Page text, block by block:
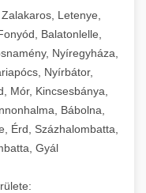
Letenye,
Balatonlelle,
Nyíregyháza,
Nyírbátor,
Mór, Kincsesbánya,
Bábolna,
Érd, Százhalombatta,
Gyál